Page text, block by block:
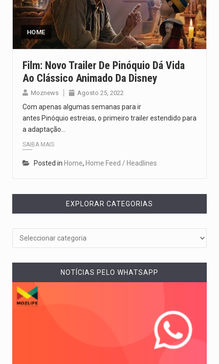
Segundo as autoridades canadianas, mais de 200 incêndios florestais continuam…
De acordo com as autoridades de saúde da Faixa de…
HOME
Film: Novo Trailer De Pinóquio Dá Vida
Ao Clássico Animado Da Disney
Moznews Agosto 25, 2022
Com apenas algumas semanas para ir
antes Pinóquio estreias, o primeiro trailer estendido para
a adaptação…
SAIBA MAIS
Posted in Home, Home Feed / Headlines
EXPLORAR CATEGORIAS
NOTÍCIAS PELO WHATSAPP